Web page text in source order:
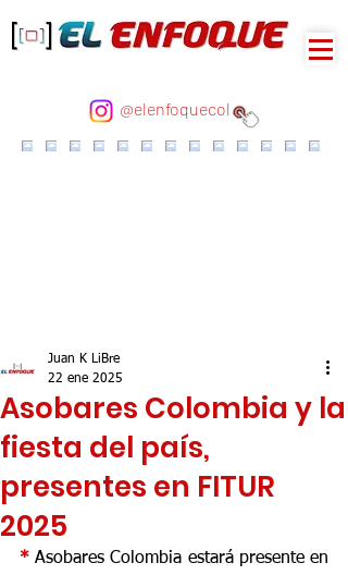
@elenfoquecol
Asobares Colombia y la
fiesta del país,
presentes en FITUR
2025
Juan K LiBre
22 ene 2025
* Asobares Colombia estará presente en